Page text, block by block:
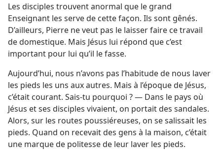
Les disciples trouvent anormal que le grand
Enseignant les serve de cette façon. Ils sont gênés.
D’ailleurs, Pierre ne veut pas le laisser faire ce travail
de domestique. Mais Jésus lui répond que c’est
important pour lui qu’il le fasse.
Aujourd’hui, nous n’avons pas l’habitude de nous laver
les pieds les uns aux autres. Mais à l’époque de Jésus,
c’était courant. Sais-​tu pourquoi ? — Dans le pays où
Jésus et ses disciples vivaient, on portait des sandales.
Alors, sur les routes poussiéreuses, on se salissait les
pieds. Quand on recevait des gens à la maison, c’était
une marque de politesse de leur laver les pieds.